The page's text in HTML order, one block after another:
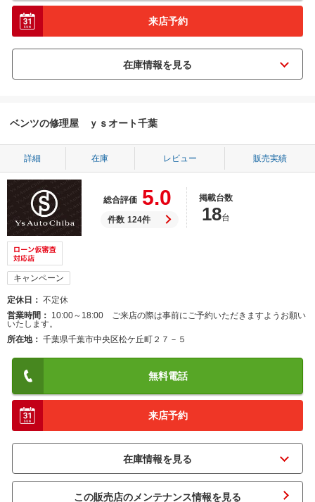
来店予約
ベンツの修理屋 ｙｓオート千葉
詳細 在庫 レビュー 販売実績
総合評価 5.0
件数 124件
掲載台数
18台
キャンペーン
定休日
不定休
営業時間
10:00～18:00 ご来店の際は事前にご予約いただきますようお願い
いたします。
所在地
千葉県千葉市中央区松ケ丘町２７－５
無料電話
来店予約
この販売店のメンテナンス情報を見る